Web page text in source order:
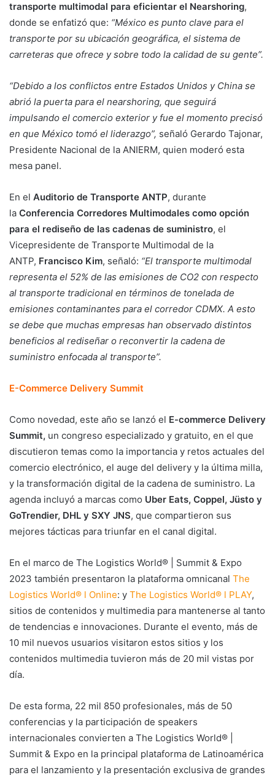
transporte multimodal para eficientar el Nearshoring,
donde se enfatizó que: “México es punto clave para el
transporte por su ubicación geográfica, el sistema de
carreteras que ofrece y sobre todo la calidad de su gente”.
“Debido a los conflictos entre Estados Unidos y China se
abrió la puerta para el nearshoring, que seguirá
impulsando el comercio exterior y fue el momento precisó
en que México tomó el liderazgo”, señaló Gerardo Tajonar,
Presidente Nacional de la ANIERM, quien moderó esta
mesa panel.
En el Auditorio de Transporte ANTP, durante
la Conferencia Corredores Multimodales como opción
para el rediseño de las cadenas de suministro, el
Vicepresidente de Transporte Multimodal de la
ANTP, Francisco Kim, señaló: “El transporte multimodal
representa el 52% de las emisiones de CO2 con respecto
al transporte tradicional en términos de tonelada de
emisiones contaminantes para el corredor CDMX. A esto
se debe que muchas empresas han observado distintos
beneficios al rediseñar o reconvertir la cadena de
suministro enfocada al transporte”.
E-Commerce Delivery Summit
Como novedad, este año se lanzó el E-commerce Delivery
Summit, un congreso especializado y gratuito, en el que
discutieron temas como la importancia y retos actuales del
comercio electrónico, el auge del delivery y la última milla,
y la transformación digital de la cadena de suministro. La
agenda incluyó a marcas como Uber Eats, Coppel, Jüsto y
GoTrendier, DHL y SXY JNS, que compartieron sus
mejores tácticas para triunfar en el canal digital.
En el marco de The Logistics World® | Summit & Expo
2023 también presentaron la plataforma omnicanal The
Logistics World® l Online: y The Logistics World® l PLAY,
sitios de contenidos y multimedia para mantenerse al tanto
de tendencias e innovaciones. Durante el evento, más de
10 mil nuevos usuarios visitaron estos sitios y los
contenidos multimedia tuvieron más de 20 mil vistas por
día.
De esta forma, 22 mil 850 profesionales, más de 50
conferencias y la participación de speakers
internacionales convierten a The Logistics World® |
Summit & Expo en la principal plataforma de Latinoamérica
para el lanzamiento y la presentación exclusiva de grandes